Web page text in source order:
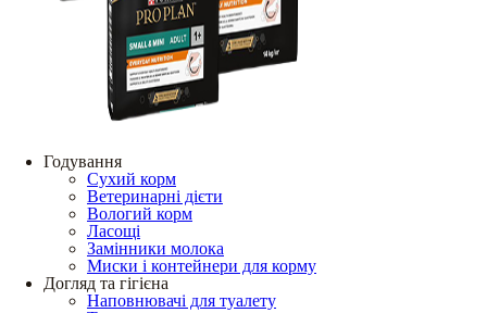
Годування
Сухий корм
Ветеринарні дієти
Вологий корм
Ласощі
Замінники молока
Миски і контейнери для корму
Догляд та гігієна
Наповнювачі для туалету